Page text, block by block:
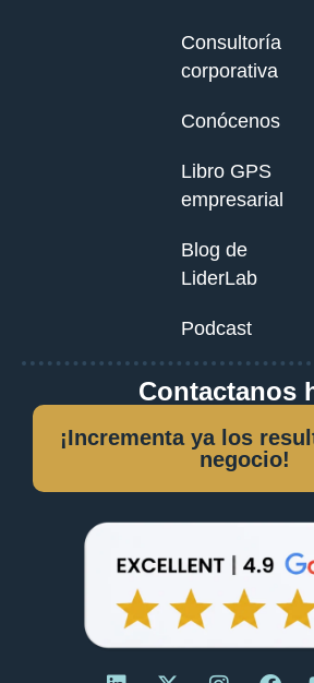
Consultoría
corporativa
Conócenos
Libro GPS
empresarial
Blog de
LiderLab
Podcast
Contactanos
¡Incrementa ya los
negocio!